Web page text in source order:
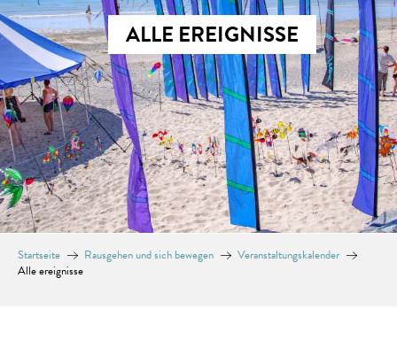
ALLE EREIGNISSE
Startseite Rausgehen und sich bewegen
Veranstaltungskalender
Alle ereignisse